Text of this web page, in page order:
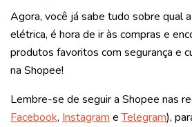
Agora, você já sabe tudo sobre qual
elétrica, é hora de ir às compras e
produtos favoritos com segurança e
na Shopee!
Lembre-se de seguir a Shopee nas
Facebook, Instagram eTelegram),